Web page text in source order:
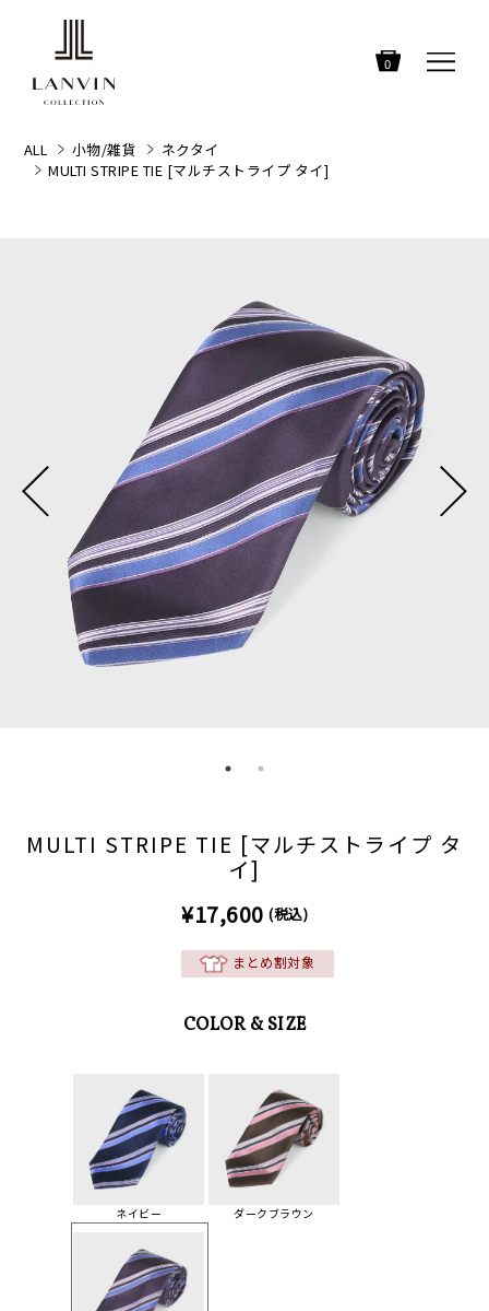
0
ALL 小物/雑貨
ネクタイ
MULTI STRIPE TIE [マルチストライプ タイ]
MULTI STRIPE TIE [マルチストライプ タ
イ]
¥17,600 (税込)
まとめ割対象
COLOR & SIZE
ネイビー ダークブラウン